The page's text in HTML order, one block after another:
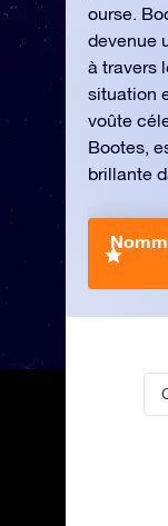
ourse.
devenue
à travers
situation
voûte
Bootes,
brillante